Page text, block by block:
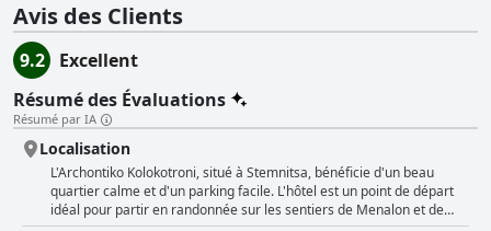
Avis des Clients
9.2
Excellent
Résumé des Évaluations
Résumé par IA
Localisation
L'Archontiko Kolokotroni, situé à Stemnitsa, bénéficie d'un beau
quartier calme et d'un parking facile. L'hôtel est un point de départ
idéal pour partir en randonnée sur les sentiers de Menalon et de